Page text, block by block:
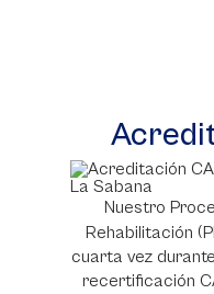
Nuestro
Rehabilitación
cuarta vez
recertificación